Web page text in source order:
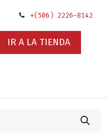
+(506) 2226-8142
IR A LA TIENDA